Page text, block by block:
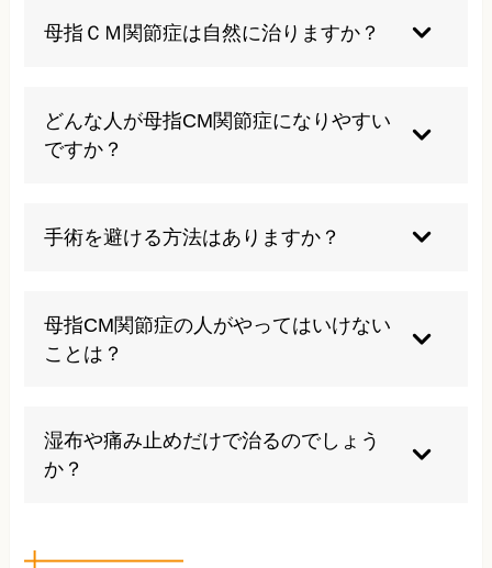
母指ＣＭ関節症は自然に治りますか？
で、早めの対策が大切です。
どんな人が母指CM関節症になりやすい
ですか？
を痛めたことがある人がなりやすいです。
手術を避ける方法はありますか？
しますが、重症例では手術が必要な場合もありま
す。
母指CM関節症の人がやってはいけない
ことは？
けましょう。負担を減らす工夫が大切です。
湿布や痛み止めだけで治るのでしょう
か？
は体全体の調整が必要です。